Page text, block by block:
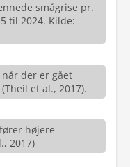
smågrise pr.
til 2024. Kilde:
der er gået
et al., 2017).
højere
2017)